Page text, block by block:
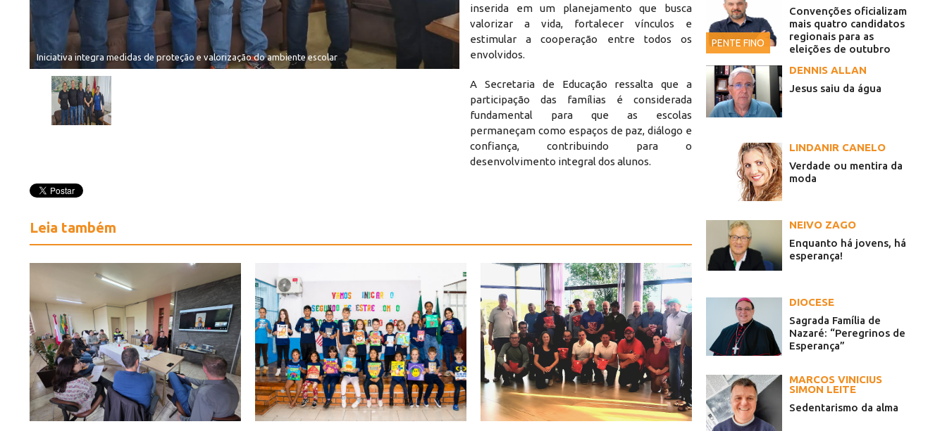
Iniciativa integra medidas de proteção e valorização do ambiente escolar
inserida em um planejamento que busca
valorizar a vida, fortalecer vínculos e
estimular a cooperação entre todos os
envolvidos.
A Secretaria de Educação ressalta que a
participação das famílias é considerada
fundamental para que as escolas
permaneçam como espaços de paz, diálogo e
confiança, contribuindo para o
desenvolvimento integral dos alunos.
Leia também
PENTE FINO
Convenções oficializam
mais quatro candidatos
regionais para as
eleições de outubro
DENNIS ALLAN
Jesus saiu da água
LINDANIR CANELO
Verdade ou mentira da
moda
NEIVO ZAGO
Enquanto há jovens, há
esperança!
DIOCESE
Sagrada Família de
Nazaré: “Peregrinos de
Esperança”
MARCOS VINICIUS
SIMON LEITE
Sedentarismo da alma